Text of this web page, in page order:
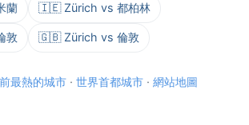
蘭 🇮🇪 Zürich vs 都柏林
敦 🇬🇧 Zürich vs 倫敦
最熱的城市 · 世界首都城市 · 網站地圖